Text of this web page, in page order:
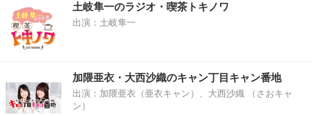
土岐隼一のラジオ・喫茶トキノワ
出演：土岐隼一
加隈亜衣・大西沙織のキャン丁目キャン番地
出演：加隈亜衣（亜衣キャン）、大西沙織 （さおキャ
ン）